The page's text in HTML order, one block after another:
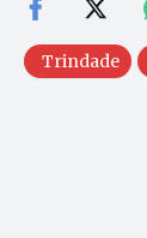
Trindade